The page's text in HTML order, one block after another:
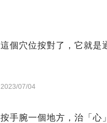
這個穴位按對了，它就是
2023/07/04
按手腕一個地方，治「心